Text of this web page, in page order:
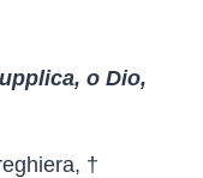
o Dio,
†